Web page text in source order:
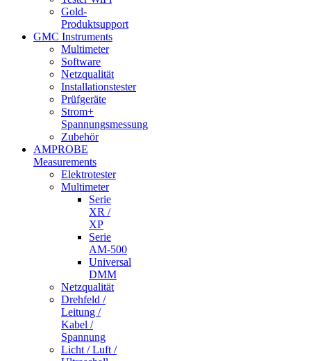
Gold-
Produktsupport
GMC Instruments
Multimeter
Software
Netzqualität
Installationstester
Prüfgeräte
Strom+
Spannungsmessung
Zubehör
AMPROBE
Measurements
Elektrotester
Multimeter
Serie
XR /
XP
Serie
AM-500
Universal
DMM
Netzqualität
Drehfeld /
Leitung /
Kabel /
Spannung
Licht / Luft /